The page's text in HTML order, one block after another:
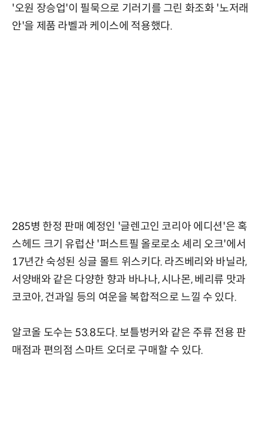
'오원 장승업'이 필묵으로 기러기를 그린 화조화 '노저래
안'을 제품 라벨과 케이스에 적용했다.
285병 한정 판매 예정인 '글렌고인 코리아 에디션'은 혹
스헤드 크기 유럽산 '퍼스트필 올로로소 셰리 오크'에서
17년간 숙성된 싱글 몰트 위스키다. 라즈베리와 바닐라,
서양배와 같은 다양한 향과 바나나, 시나몬, 베리류 맛과
코코아, 건과일 등의 여운을 복합적으로 느낄 수 있다.
알코올 도수는 53.8도다. 보틀벙커와 같은 주류 전용 판
매점과 편의점 스마트 오더로 구매할 수 있다.